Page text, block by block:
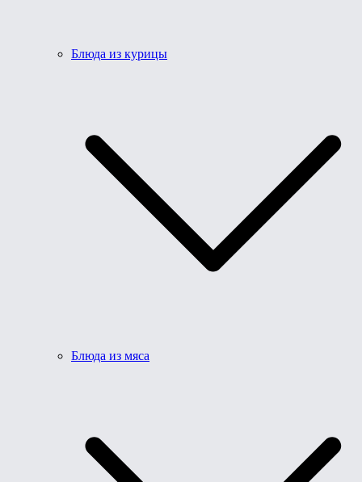
Блюда из курицы
Блюда из мяса